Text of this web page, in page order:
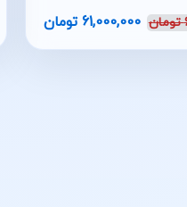
تومان 61,000,000 تومان